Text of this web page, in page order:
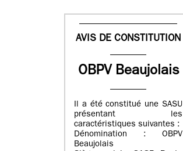
AVIS DE CONSTITUTION
OBPV Beaujolais
Il a été constitué une SASU
présentant les
caractéristiques suivantes :
Dénomination : OBPV
Beaujolais